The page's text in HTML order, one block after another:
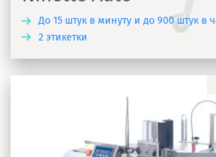
До 15 штук в минуту и до 900 штук в
2 этикетки